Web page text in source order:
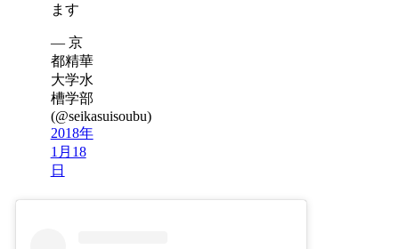
ます
— 京
都精華
大学水
槽学部
(@seikasuisoubu)
2018年
1月18
日